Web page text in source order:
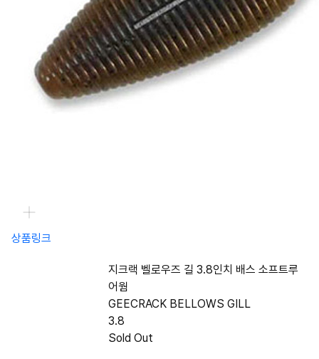
상품링크
지크랙 벨로우즈 길 3.8인치 배스 소프트루
어웜
GEECRACK BELLOWS GILL
3.8
Sold Out